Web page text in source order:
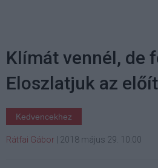
Klímát vennél, de
Eloszlatjuk az
Kedvencekhez
Rátfai Gábor 2018 május 29. 10:00